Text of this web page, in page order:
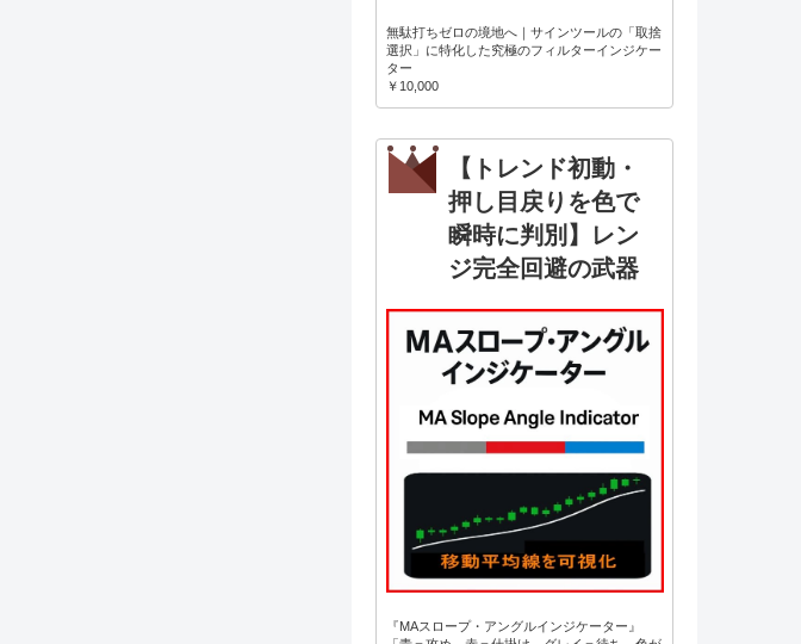
無駄打ちゼロの境地へ｜サインツールの「取捨
選択」に特化した究極のフィルターインジケー
ター
￥10,000
【トレンド初動・
押し目戻りを色で
瞬時に判別】レン
ジ完全回避の武器
『MAスロープ・アングルインジケーター』